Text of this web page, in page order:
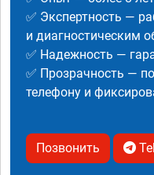
✅ Экспертность —
и диагностическим
✅ Надежность —
✅ Прозрачность —
телефону и
Позвонить